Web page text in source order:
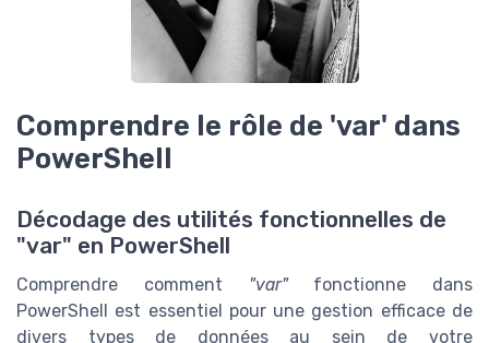
Comprendre le rôle de 'var' dans
PowerShell
Décodage des utilités fonctionnelles de
"var" en PowerShell
Comprendre comment "var"fonctionne dans
PowerShell est essentiel pour une gestion efficace de
divers types de données au sein de votre